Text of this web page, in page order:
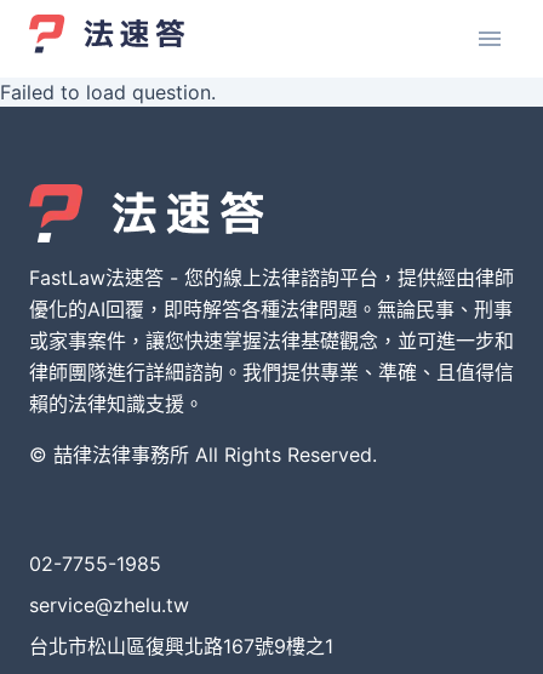
Failed to load question.
FastLaw法速答 - 您的線上法律諮詢平台，提供經由律師
優化的AI回覆，即時解答各種法律問題。無論民事、刑事
或家事案件，讓您快速掌握法律基礎觀念，並可進一步和
律師團隊進行詳細諮詢。我們提供專業、準確、且值得信
賴的法律知識支援。
© 喆律法律事務所 All Rights Reserved.
02-7755-1985
service@zhelu.tw
台北市松山區復興北路167號9樓之1